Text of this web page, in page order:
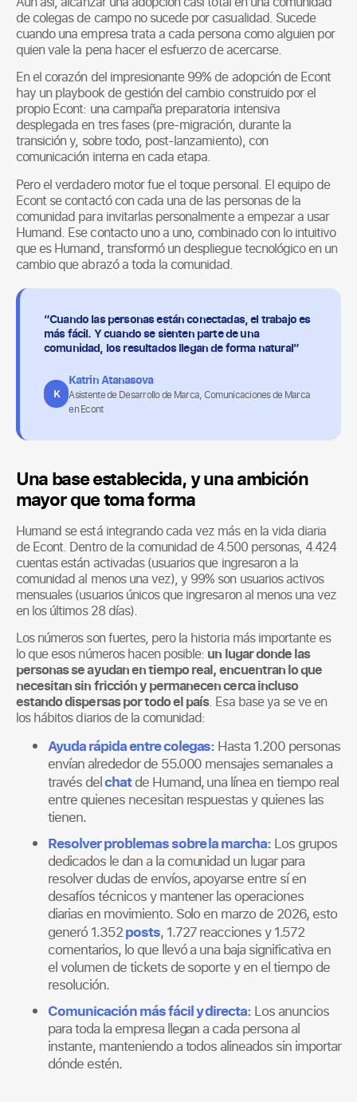
de colegas de campo no sucede por casualidad. Sucede
cuando una empresa trata a cada persona como alguien por
quien vale la pena hacer el esfuerzo de acercarse.
En el corazón del impresionante 99% de adopción de Econt
hay un playbook de gestión del cambio construido por el
propio Econt: una campaña preparatoria intensiva
desplegada en tres fases (pre-migración, durante la
transición y, sobre todo, post-lanzamiento), con
comunicación interna en cada etapa.
Pero el verdadero motor fue el toque personal. El equipo de
Econt se contactó con cada una de las personas de la
comunidad para invitarlas personalmente a empezar a usar
Humand. Ese contacto uno a uno, combinado con lo intuitivo
que es Humand, transformó un despliegue tecnológico en un
cambio que abrazó a toda la comunidad.
“Cuando las personas están conectadas, el trabajo es
más fácil. Y cuando se sienten parte de una
comunidad, los resultados llegan de forma natural”
K
Katrin Atanasova
Asistente de Desarrollo de Marca, Comunicaciones de Marca
en Econt
Una base establecida, y una ambición
mayor que toma forma
Humand se está integrando cada vez más en la vida diaria
de Econt. Dentro de la comunidad de 4.500 personas, 4.424
cuentas están activadas (usuarios que ingresaron a la
comunidad al menos una vez), y 99% son usuarios activos
mensuales (usuarios únicos que ingresaron al menos una vez
en los últimos 28 días).
Los números son fuertes, pero la historia más importante es
lo que esos números hacen posible: un lugar donde las
personas se ayudan en tiempo real, encuentran lo que
necesitan sin fricción y permanecen cerca incluso
estando dispersas por todo el país. Esa base ya se ve en
los hábitos diarios de la comunidad:
Ayuda rápida entre colegas: Hasta 1.200 personas
envían alrededor de 55.000 mensajes semanales a
través delchatde Humand, una línea en tiempo real
entre quienes necesitan respuestas y quienes las
tienen.
Resolver problemas sobre la marcha: Los grupos
dedicados le dan a la comunidad un lugar para
resolver dudas de envíos, apoyarse entre sí en
desafíos técnicos y mantener las operaciones
diarias en movimiento. Solo en marzo de 2026, esto
generó 1.352posts, 1.727 reacciones y 1.572
comentarios, lo que llevó a una baja significativa en
el volumen de tickets de soporte y en el tiempo de
resolución.
Comunicación más fácil y directa: Los anuncios
para toda la empresa llegan a cada persona al
instante, manteniendo a todos alineados sin importar
dónde estén.